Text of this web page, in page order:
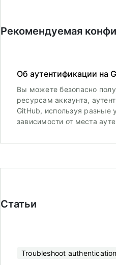
Рекомендуемая
Об аутентификации на
Вы можете безопасно
ресурсам аккаунта,
GitHub, используя разные
зависимости от места
Статьи
Troubleshoot